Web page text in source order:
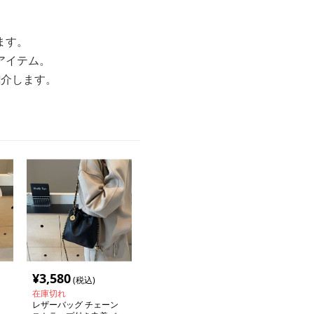
。
テム。
します。
¥3,580(税込)
在庫切れ
レザーバッグ チェーン